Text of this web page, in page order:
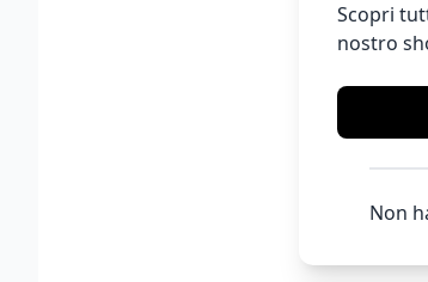
Scopri
nostro
Non